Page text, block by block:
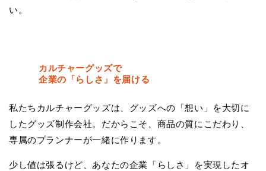
い。
カルチャーグッズで
企業の「らしさ」を届ける
私たちカルチャーグッズは、グッズへの「想い」を大切に
したグッズ制作会社。だからこそ、商品の質にこだわり、
専属のプランナーが一緒に作ります。
少し値は張るけど、あなたの企業「らしさ」を実現したオ